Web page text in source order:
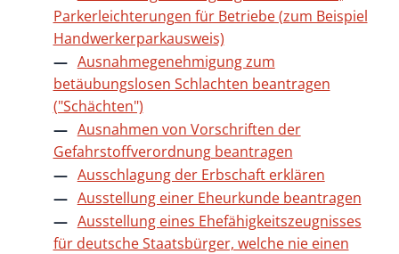
Parkerleichterungen für Betriebe (zum Beispiel
Handwerkerparkausweis)
Ausnahmegenehmigung zum
betäubungslosen Schlachten beantragen
("Schächten")
Ausnahmen von Vorschriften der
Gefahrstoffverordnung beantragen
Ausschlagung der Erbschaft erklären
Ausstellung einer Eheurkunde beantragen
Ausstellung eines Ehefähigkeitszeugnisses
für deutsche Staatsbürger, welche nie einen